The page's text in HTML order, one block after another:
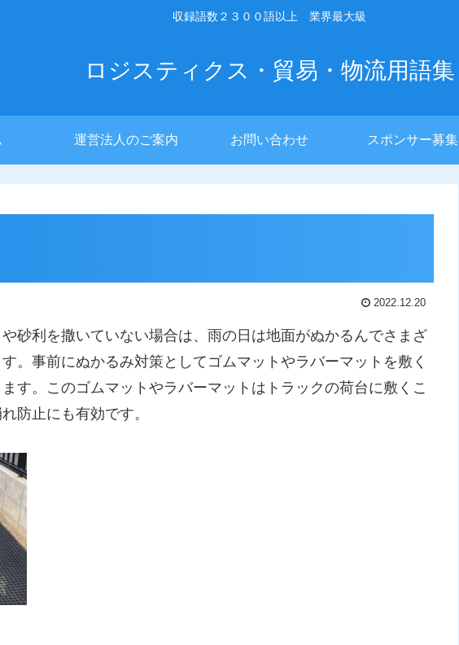
収録語数２３００語以上 業界最大級
ロジスティクス・貿易・物流用語集
運営法人のご案内 お問い合わせ スポンサー募集
2022.12.20
砂利を撒いていない場合は、雨の日は地面がぬかるんでさまざ
。事前にぬかるみ対策としてゴムマットやラバーマットを敷く
す。このゴムマットやラバーマットはトラックの荷台に敷くこ
防止にも有効です。